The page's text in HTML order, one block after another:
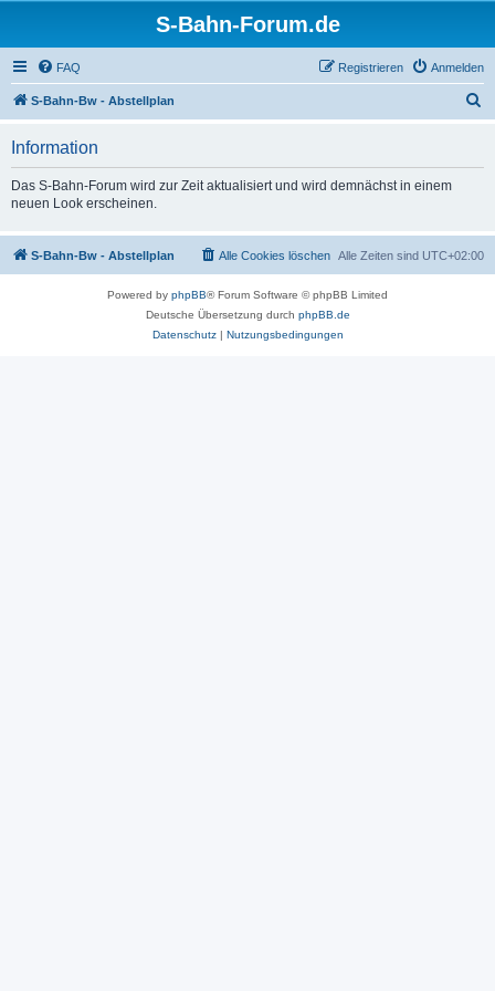
S-Bahn-Forum.de
FAQ Anmelden
Registrieren
S-Bahn-Bw - Abstellplan
Information
Das S-Bahn-Forum wird zur Zeit aktualisiert und wird demnächst in einem
neuen Look erscheinen.
S-Bahn-Bw - Abstellplan Alle Zeiten sind UTC+02:00
Alle Cookies löschen
Powered by phpBB® Forum Software © phpBB Limited
Deutsche Übersetzung durch phpBB.de
Datenschutz| Nutzungsbedingungen